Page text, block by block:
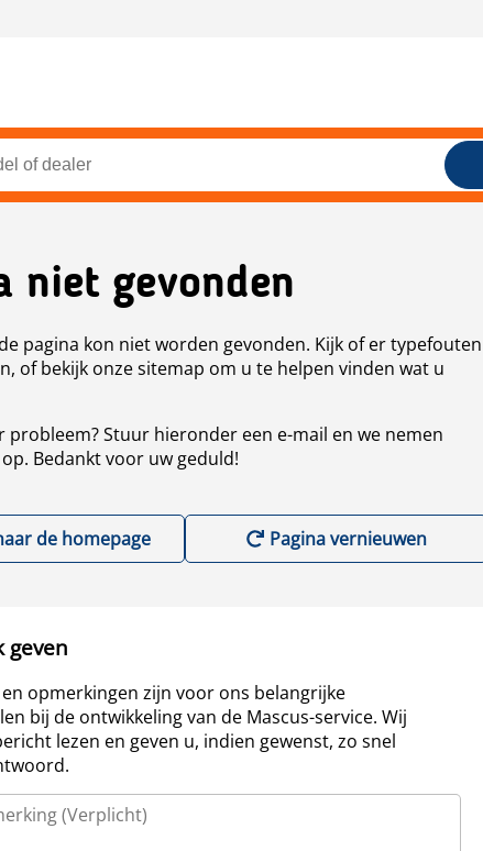
niet gevonden
pagina kon niet worden gevonden. Kijk of er typefouten
of bekijk onze sitemap om u te helpen vinden wat u
probleem? Stuur hieronder een e-mail en we nemen
Bedankt voor uw geduld!
de homepage Pagina vernieuwen
geven
opmerkingen zijn voor ons belangrijke
bij de ontwikkeling van de Mascus-service. Wij
lezen en geven u, indien gewenst, zo snel